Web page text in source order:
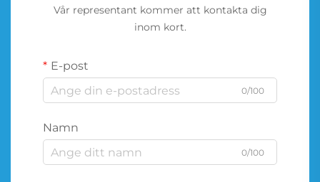
Vår representant kommer att kontakta dig
inom kort.
E-post
0/100
Namn
0/100